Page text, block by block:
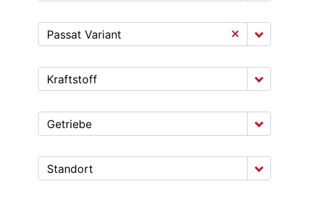
Passat Variant
Kraftstoff
Getriebe
Standort